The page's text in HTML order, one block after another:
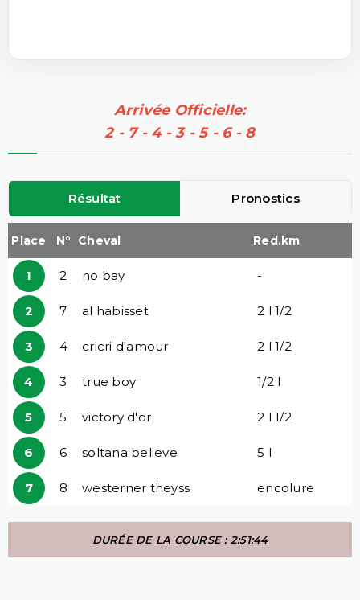
Arrivée Officielle:
2 - 7 - 4 - 3 - 5 - 6 - 8
Résultat Pronostics
Place N° Cheval Red.km
1 2 no bay -
2 7 al habisset 2 l 1/2
3 4 cricri d'amour 2 l 1/2
4 3 true boy 1/2 l
5 5 victory d'or 2 l 1/2
6 6 soltana believe 5 l
7 8 westerner theyss encolure
DURÉE DE LA COURSE : 2:51:44